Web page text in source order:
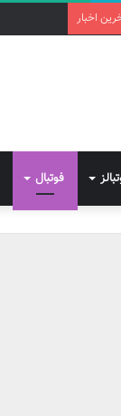
اخبار
فوتبال